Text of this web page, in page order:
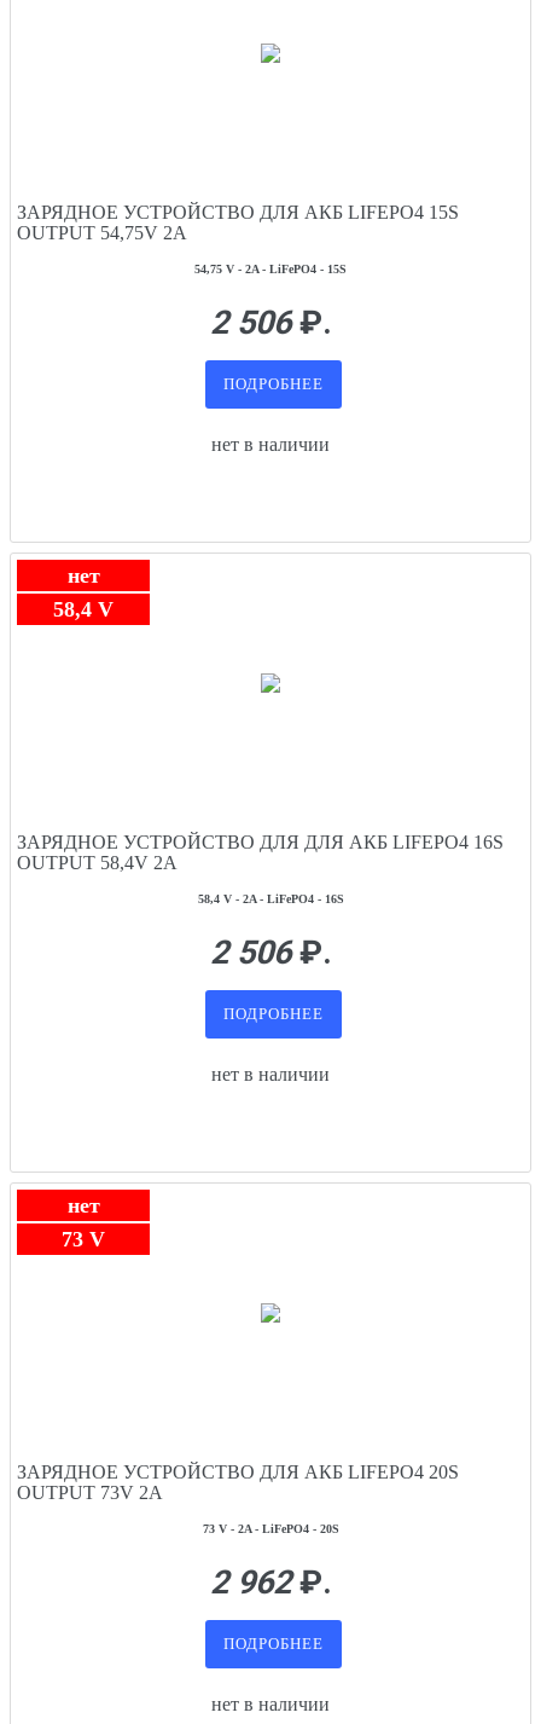
ЗАРЯДНОЕ УСТРОЙСТВО ДЛЯ АКБ LIFEPO4 15S
OUTPUT 54,75V 2A
54,75 V - 2A - LiFePO4 - 15S
2 506₽.
ПОДРОБНЕЕ
нет в наличии
нет
58,4 V
ЗАРЯДНОЕ УСТРОЙСТВО ДЛЯ ДЛЯ АКБ LIFEPO4 16S
OUTPUT 58,4V 2A
58,4 V - 2A - LiFePO4 - 16S
2 506₽.
ПОДРОБНЕЕ
нет в наличии
нет
73 V
ЗАРЯДНОЕ УСТРОЙСТВО ДЛЯ АКБ LIFEPO4 20S
OUTPUT 73V 2A
73 V - 2A - LiFePO4 - 20S
2 962₽.
ПОДРОБНЕЕ
нет в наличии